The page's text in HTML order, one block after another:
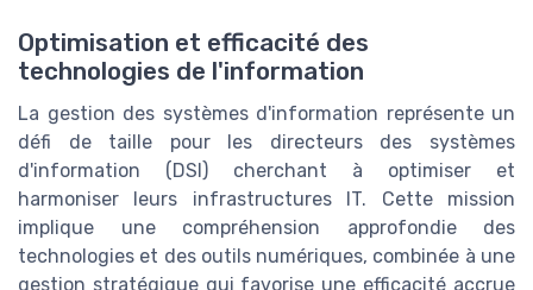
Optimisation et efficacité des
technologies de l'information
La gestion des systèmes d'information représente un
défi de taille pour les directeurs des systèmes
d'information (DSI) cherchant à optimiser et
harmoniser leurs infrastructures IT. Cette mission
implique une compréhension approfondie des
technologies et des outils numériques, combinée à une
gestion stratégique qui favorise une efficacité accrue